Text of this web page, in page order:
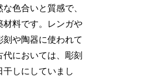
色合いと質感で、
材料です。レンガや
や陶器に使われて
においては、彫刻
干しにしていまし